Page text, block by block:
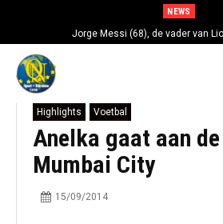
NEWS
Jorge Messi (68), de vader van
Highlights Voetbal
Anelka gaat aan
Mumbai City
15/09/2014